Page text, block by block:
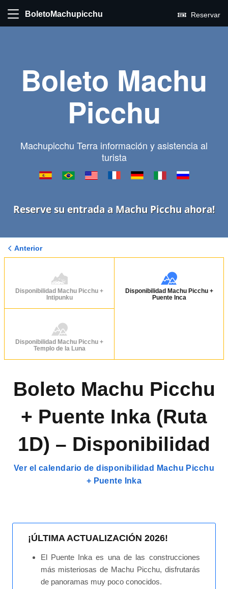
BoletoMachupicchu Reservar
Boleto Machu
Picchu
Machupicchu Terra información y asistencia al
turista
Reserve su entrada a Machu Picchu ahora!
Anterior
Disponibilidad Machu Picchu +
Puente Inca
Disponibilidad Machu Picchu +
Intipunku
Disponibilidad Machu Picchu +
Templo de la Luna
Boleto Machu Picchu
+ Puente Inka (Ruta
1D) – Disponibilidad
Ver el calendario de disponibilidad Machu Picchu
+ Puente Inka
¡ÚLTIMA ACTUALIZACIÓN 2026!
El Puente Inka es una de las construcciones
más misteriosas de Machu Picchu, disfrutarás
de panoramas muy poco conocidos.